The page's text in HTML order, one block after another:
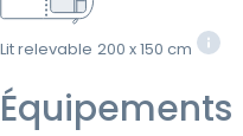
Lit relevable 200 x 150 cm
Équipements